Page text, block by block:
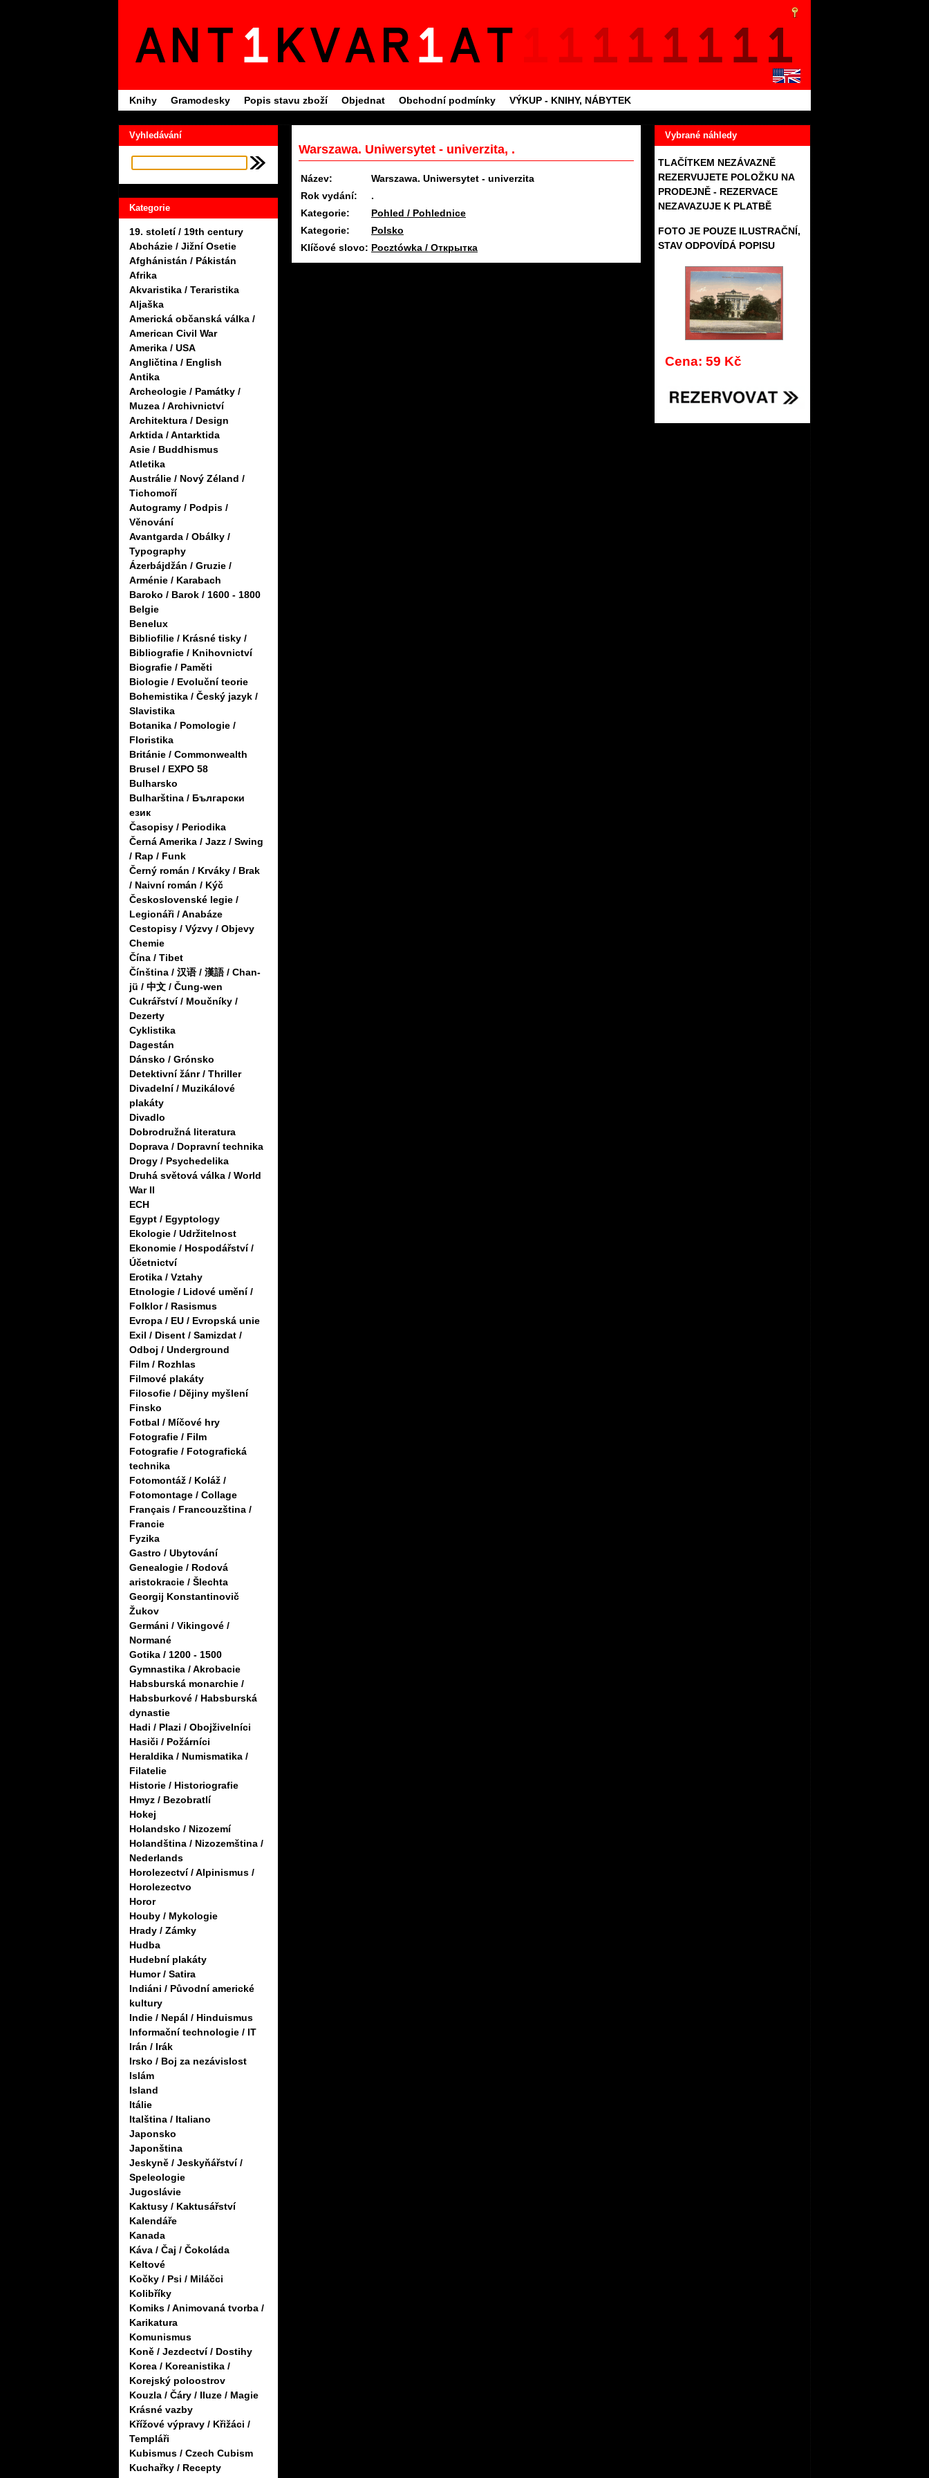
Knihy Gramodesky Popis stavu zboží Objednat Obchodní podmínky VÝKUP - KNIHY, NÁBYTEK
Vyhledávání
Kategorie
19. století / 19th century
Abcházie / Jižní Osetie
Afghánistán / Pákistán
Afrika
Akvaristika / Teraristika
Aljaška
Americká občanská válka /
American Civil War
Amerika / USA
Angličtina / English
Antika
Archeologie / Památky /
Muzea / Archivnictví
Architektura / Design
Arktida / Antarktida
Asie / Buddhismus
Atletika
Austrálie / Nový Zéland /
Tichomoří
Autogramy / Podpis /
Věnování
Avantgarda / Obálky /
Typography
Ázerbájdžán / Gruzie /
Arménie / Karabach
Baroko / Barok / 1600 - 1800
Belgie
Benelux
Bibliofilie / Krásné tisky /
Bibliografie / Knihovnictví
Biografie / Paměti
Biologie / Evoluční teorie
Bohemistika / Český jazyk /
Slavistika
Botanika / Pomologie /
Floristika
Británie / Commonwealth
Brusel / EXPO 58
Bulharsko
Bulharština / Български
език
Časopisy / Periodika
Černá Amerika / Jazz / Swing
/ Rap / Funk
Černý román / Krváky / Brak
/ Naivní román / Kýč
Československé legie /
Legionáři / Anabáze
Cestopisy / Výzvy / Objevy
Chemie
Čína / Tibet
Čínština / 汉语 / 漢語 / Chan-
jü / 中文 / Čung-wen
Cukrářství / Moučníky /
Dezerty
Cyklistika
Dagestán
Dánsko / Grónsko
Detektivní žánr / Thriller
Divadelní / Muzikálové
plakáty
Divadlo
Dobrodružná literatura
Doprava / Dopravní technika
Drogy / Psychedelika
Druhá světová válka / World
War II
ECH
Egypt / Egyptology
Ekologie / Udržitelnost
Ekonomie / Hospodářství /
Účetnictví
Erotika / Vztahy
Etnologie / Lidové umění /
Folklor / Rasismus
Evropa / EU / Evropská unie
Exil / Disent / Samizdat /
Odboj / Underground
Film / Rozhlas
Filmové plakáty
Filosofie / Dějiny myšlení
Finsko
Fotbal / Míčové hry
Fotografie / Film
Fotografie / Fotografická
technika
Fotomontáž / Koláž /
Fotomontage / Collage
Français / Francouzština /
Francie
Fyzika
Gastro / Ubytování
Genealogie / Rodová
aristokracie / Šlechta
Georgij Konstantinovič
Žukov
Germáni / Vikingové /
Normané
Gotika / 1200 - 1500
Gymnastika / Akrobacie
Habsburská monarchie /
Habsburkové / Habsburská
dynastie
Hadi / Plazi / Obojživelníci
Hasiči / Požárníci
Heraldika / Numismatika /
Filatelie
Historie / Historiografie
Hmyz / Bezobratlí
Hokej
Holandsko / Nizozemí
Holandština / Nizozemština /
Nederlands
Horolezectví / Alpinismus /
Horolezectvo
Horor
Houby / Mykologie
Hrady / Zámky
Hudba
Hudební plakáty
Humor / Satira
Indiáni / Původní americké
kultury
Indie / Nepál / Hinduismus
Informační technologie / IT
Irán / Irák
Irsko / Boj za nezávislost
Islám
Island
Itálie
Italština / Italiano
Japonsko
Japonština
Jeskyně / Jeskyňářství /
Speleologie
Jugoslávie
Kaktusy / Kaktusářství
Kalendáře
Kanada
Káva / Čaj / Čokoláda
Keltové
Kočky / Psi / Miláčci
Kolibříky
Komiks / Animovaná tvorba /
Karikatura
Komunismus
Koně / Jezdectví / Dostihy
Korea / Koreanistika /
Korejský poloostrov
Kouzla / Čáry / Iluze / Magie
Krásné vazby
Křížové výpravy / Křižáci /
Templáři
Kubismus / Czech Cubism
Kuchařky / Recepty
Vybrané náhledy
TLAČÍTKEM NEZÁVAZNĚ
REZERVUJETE POLOŽKU NA
PRODEJNĚ - REZERVACE
NEZAVAZUJE K PLATBĚ
FOTO JE POUZE ILUSTRAČNÍ,
STAV ODPOVÍDÁ POPISU
Cena: 59 Kč
Warszawa. Uniwersytet - univerzita, .
Název:
Warszawa. Uniwersytet - univerzita
Rok vydání:
.
Kategorie:
Pohled / Pohlednice
Kategorie:
Polsko
Klíčové slovo: Pocztówka / Открытка